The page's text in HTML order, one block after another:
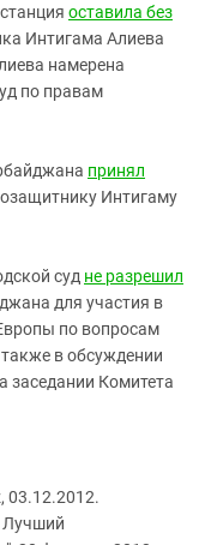
оставила без
Интигама Алиева
намерена
по правам
принял
Интигаму
суд не разрешил
для участия в
по вопросам
в обсуждении
заседании Комитета
03.12.2012.
Лучший